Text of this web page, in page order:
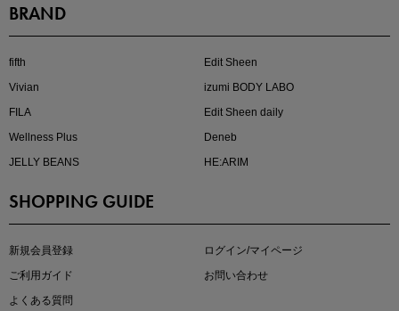
大人の着映えアイテム5選
BRAND
fifth
Edit Sheen
Vivian
izumi BODY LABO
FILA
Edit Sheen daily
Wellness Plus
Deneb
JELLY BEANS
HE:ARIM
SHOPPING GUIDE
新規会員登録
ログイン/マイページ
ご利用ガイド
お問い合わせ
よくある質問